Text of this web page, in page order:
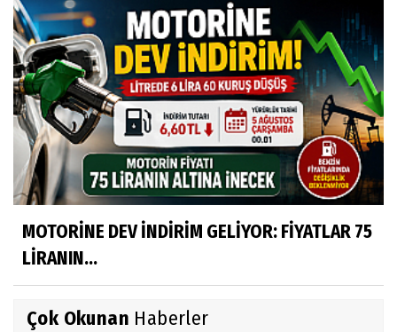
MOTORİNE DEV İNDİRİM GELİYOR: FİYATLAR 75
LİRANIN...
Çok Okunan Haberler